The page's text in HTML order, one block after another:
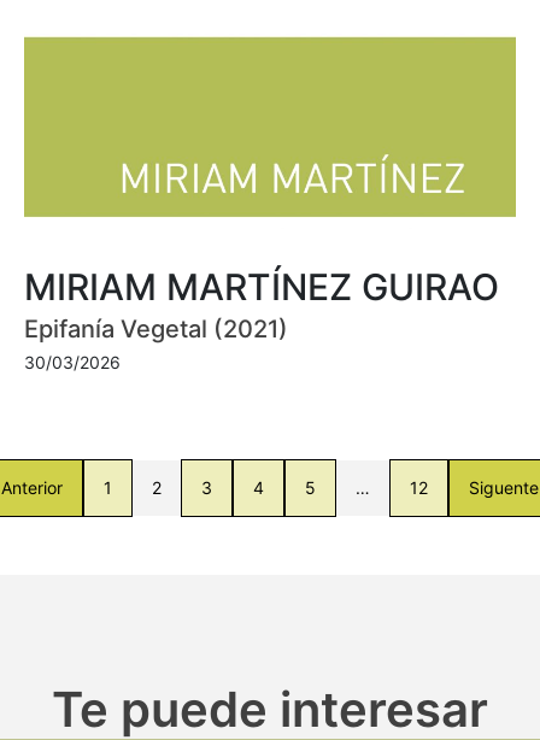
MIRIAM MARTÍNEZ GUIRAO
Epifanía Vegetal (2021)
30/03/2026
Anterior 1 2 3 4 5 … 12 Siguente
Te puede interesar